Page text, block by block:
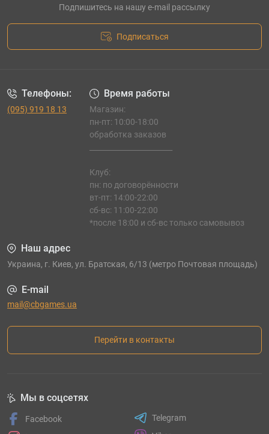
Подпишитесь на нашу e-mail рассылку
Подписаться
Телефоны:
(095) 919 18 13
Время работы
Магазин:
пн-пт: 10:00-18:00
обработка заказов
Клуб:
пн: по договорённости
вт-пт: 14:00-22:00
сб-вс: 11:00-22:00
*после 18:00 и сб-вс только самовывоз
Наш адрес
Украина, г. Киев, ул. Братская, 6/13 (метро Почтовая площадь)
E-mail
mail@cbgames.ua
Перейти в контакты
Мы в соцсетях
Facebook
Telegram